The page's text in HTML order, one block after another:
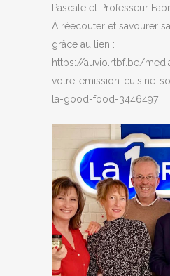
Pascale et Professeur
À réécouter et savourer
grâce au lien :
https://auvio.rtbf.be/
votre-emission-cuisine-
la-good-food-3446497